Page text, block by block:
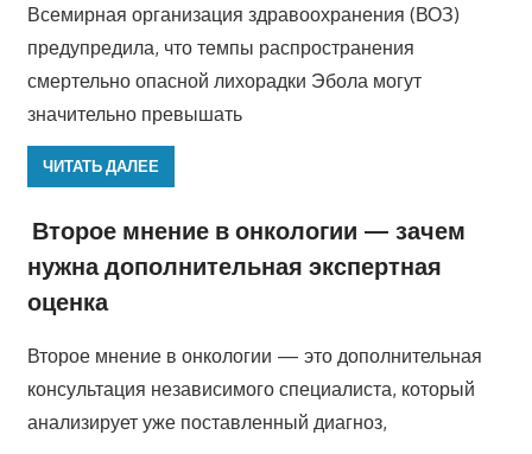
Всемирная организация здравоохранения (ВОЗ)
предупредила, что темпы распространения
смертельно опасной лихорадки Эбола могут
значительно превышать
ЧИТАТЬ ДАЛЕЕ
Второе мнение в онкологии — зачем
нужна дополнительная экспертная
оценка
Второе мнение в онкологии — это дополнительная
консультация независимого специалиста, который
анализирует уже поставленный диагноз,